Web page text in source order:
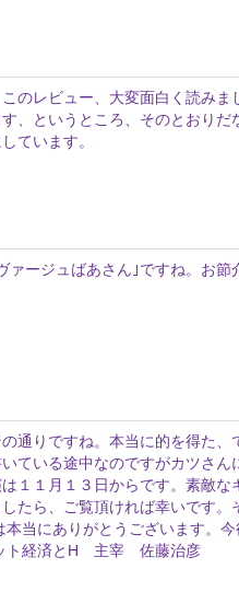
のレビュー、大変面白く読みま
、というところ、そのとおりだ
ています。
ァージュばあさん｣ですね。お
通りですね。本当に的を得た、
ている途中なのですがカツさん
１１月１３日からです。素敵な
たら、ご覧頂ければ幸いです。
当にありがとうございます。今
ト経済とH 主宰 佐藤治彦